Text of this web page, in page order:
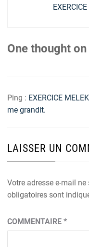
Next
One thought on
Ping : EXERCICE
me grandit.
LAISSER UN
Votre adresse e-mail ne
obligatoires sont
COMMENTAIRE *